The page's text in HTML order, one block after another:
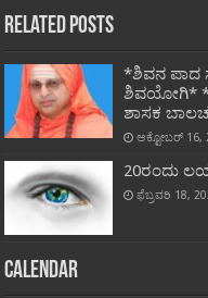
Related Posts
*ಶಿವನ ಪಾದ
ಶಿವಯೋಗಿ*
ಶಾಸಕ
ಅಕ್ಟೋಬರ್ 16,
20ರಂದು
ಫೆಬ್ರವರಿ 18,
Calendar